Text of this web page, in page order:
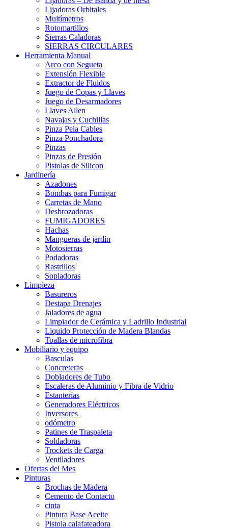
Lijadoras Orbitales
Multímetros
Rotomartillos
Sierras Caladoras
SIERRAS CIRCULARES
Herramienta Manual
Arco con Segueta
Extensión Flexible
Extractor de Fluidos
Juego de Copas y Llaves
Juego de Desarmadores
Llaves Allen
Navajas y Cuchillas
Pinza Pela Cables
Pinza Ponchadora
Pinzas
Pinzas de Presión
Pistolas de Silicon
Jardinería
Azadones
Bombas para Fumigar
Carretas de Mano
Desbrozadoras
FUMIGADORES
Hachas
Mangueras de jardín
Motosierras
Podadoras
Rastrillos
Sopladoras
Limpieza
Basureros
Destapa Drenajes
Jaladores de agua
Limpiador de Cerámica y Ladrillo Industrial
Liquido Protección de Madera Blandas
Toallas de microfibra
Mobiliario y equipo
Basculas
Concreteras
Dobladores de Tubo
Escaleras de Aluminio y Fibra de Vidrio
Estanterías
Generadores Eléctricos
Inversores
odómetro
Patines de Traspaleta
Soldadoras
Trockets de Carga
Ventiladores
Ofertas del Mes
Pinturas
Brochas de Madera
Cemento de Contacto
cinta
Pintura Base Aceite
Pistola calafateadora